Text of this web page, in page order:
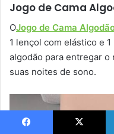
Jogo de Cama
OJogo de Cama
1 lençol com elástico e
algodão para entregar
suas noites de sono.